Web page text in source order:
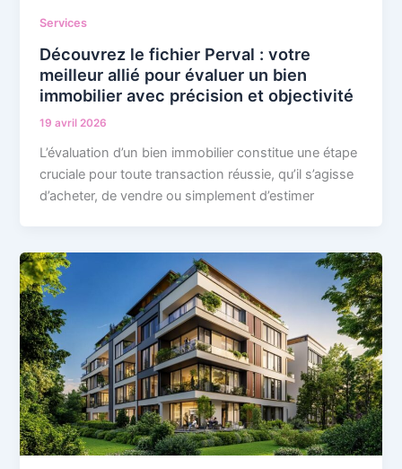
Services
Découvrez le fichier Perval : votre
meilleur allié pour évaluer un bien
immobilier avec précision et objectivité
19 avril 2026
L’évaluation d’un bien immobilier constitue une étape
cruciale pour toute transaction réussie, qu’il s’agisse
d’acheter, de vendre ou simplement d’estimer